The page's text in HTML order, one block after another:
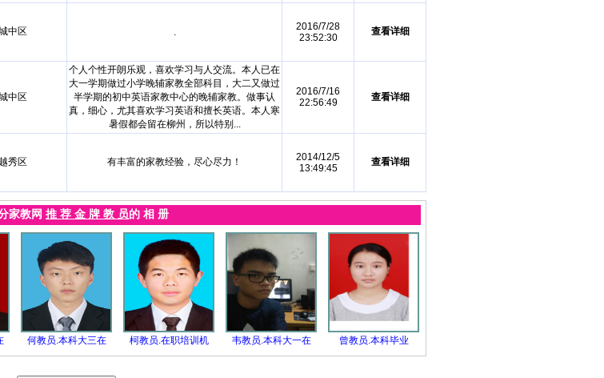
中区 .
2016/7/28
23:52:30
查看详细
中区
个人个性开朗乐观，喜欢学习与人交流。本人已在
大一学期做过小学晚辅家教全部科目，大二又做过
半学期的初中英语家教中心的晚辅家教。做事认
真，细心，尤其喜欢学习英语和擅长英语。本人寒
暑假都会留在柳州，所以特别...
2016/7/16
22:56:49
查看详细
越秀区 有丰富的家教经验，尽心尽力！
2014/12/5
13:49:45
查看详细
家教网 推 荐 金 牌 教 员的 相 册
何教员.本科大三在 柯教员.在职培训机 韦教员.本科大一在 曾教员.本科毕业